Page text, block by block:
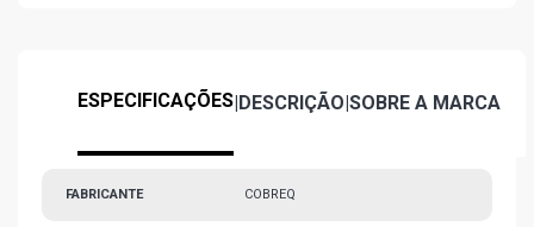
ESPECIFICAÇÕES|DESCRIÇÃO|SOBRE A MARCA
FABRICANTE COBREQ